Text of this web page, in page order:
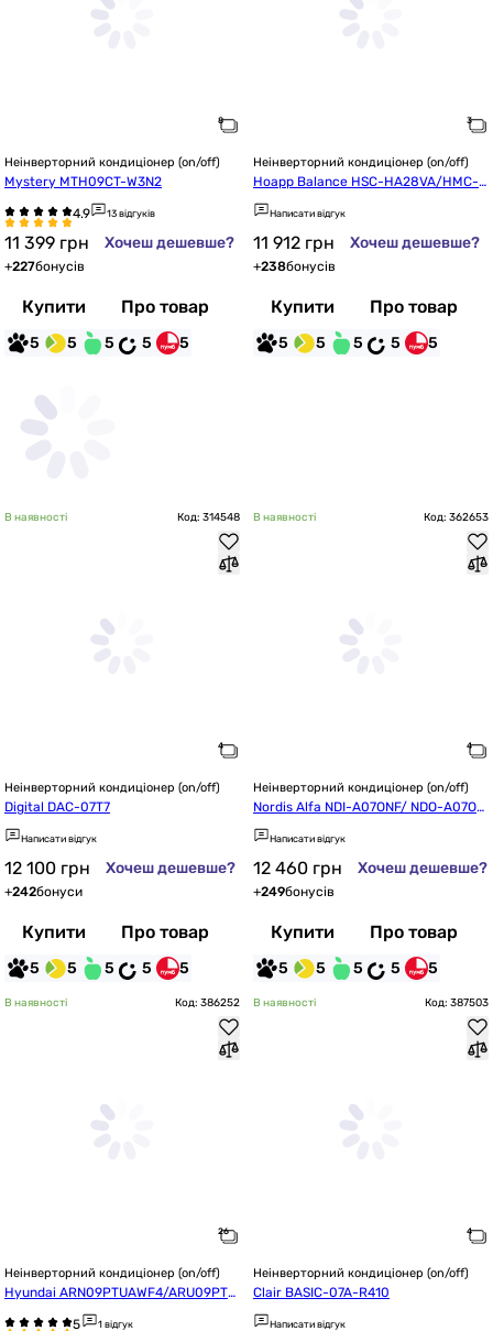
Неінверторний кондиціонер (on/off)
Mystery MTH09CT-W3N2
13 відгуків
11 399 грн Хочеш дешевше?
+227бонусів
Купити Про товар
5 5 5 5 5
Неінверторний кондиціонер (on/off)
Hoapp Balance HSC-HA28VA/HMC-H
A28VA
Написати відгук
11 912 грн Хочеш дешевше?
+238бонусів
Купити Про товар
5 5 5 5 5
В наявності Код: 314548
Неінверторний кондиціонер (on/off)
Digital DAC-07T7
Написати відгук
12 100 грн Хочеш дешевше?
+242бонуси
Купити Про товар
5 5 5 5 5
В наявності Код: 362653
Неінверторний кондиціонер (on/off)
Nordis Alfa NDI-A07ONF/ NDO-A07ON
F
Написати відгук
12 460 грн Хочеш дешевше?
+249бонусів
Купити Про товар
5 5 5 5 5
В наявності Код: 386252
Неінверторний кондиціонер (on/off)
Hyundai ARN09PTUAWF4/ARU09PTU
1 відгук
В наявності Код: 387503
Неінверторний кондиціонер (on/off)
Clair BASIC-07A-R410
Написати відгук